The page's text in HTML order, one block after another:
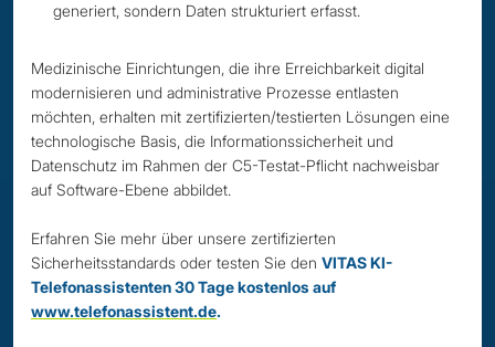
generiert, sondern Daten strukturiert erfasst.
Medizinische Einrichtungen, die ihre Erreichbarkeit digital
modernisieren und administrative Prozesse entlasten
möchten, erhalten mit zertifizierten/testierten Lösungen eine
technologische Basis, die Informationssicherheit und
Datenschutz im Rahmen der C5-Testat-Pflicht nachweisbar
auf Software-Ebene abbildet.
Erfahren Sie mehr über unsere zertifizierten
Sicherheitsstandards oder testen Sie den VITAS KI-
Telefonassistenten 30 Tage kostenlos auf
www.telefonassistent.de.